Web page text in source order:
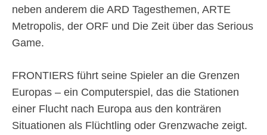
neben anderem die ARD Tagesthemen, ARTE
Metropolis, der ORF und Die Zeit über das Serious
Game.
FRONTIERS führt seine Spieler an die Grenzen
Europas – ein Computerspiel, das die Stationen
einer Flucht nach Europa aus den konträren
Situationen als Flüchtling oder Grenzwache zeigt.